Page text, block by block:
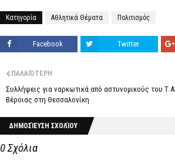
Κατηγορία Αθλητικά Θέματα Πολιτισμός
Facebook Twitter
ΠΑΛΑΙΌΤΕΡΗ
Συλλήψεις για ναρκωτικά από αστυνομικούς του
Βέροιας στη Θεσσαλονίκη
ΔΗΜΟΣΊΕΥΣΗ ΣΧΟΛΊΟΥ
0 Σχόλια